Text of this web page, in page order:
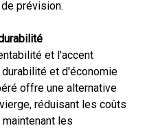
prévision.
et l'accent
et d'économie
offre une alternative
réduisant les coûts
les